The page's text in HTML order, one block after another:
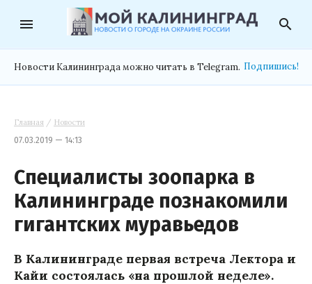
menu search
Новости Калининграда можно читать в Telegram. Подпишись!
Главная / Новости
07.03.2019 — 14:13
Специалисты зоопарка в
Калининграде познакомили
гигантских муравьедов
В Калининграде первая встреча Лектора и
Кайи состоялась «на прошлой неделе».